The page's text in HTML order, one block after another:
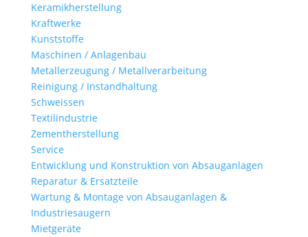
Keramikherstellung
Kraftwerke
Kunststoffe
Maschinen / Anlagenbau
Metallerzeugung / Metallverarbeitung
Reinigung / Instandhaltung
Schweissen
Textilindustrie
Zementherstellung
Service
Entwicklung und Konstruktion von Absauganlagen
Reparatur & Ersatzteile
Wartung & Montage von Absauganlagen &
Industriesaugern
Mietgeräte